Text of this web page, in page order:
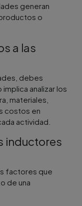
generan
o
a las
debes
analizar los
materiales,
costos en
actividad.
inductores
factores que
de una